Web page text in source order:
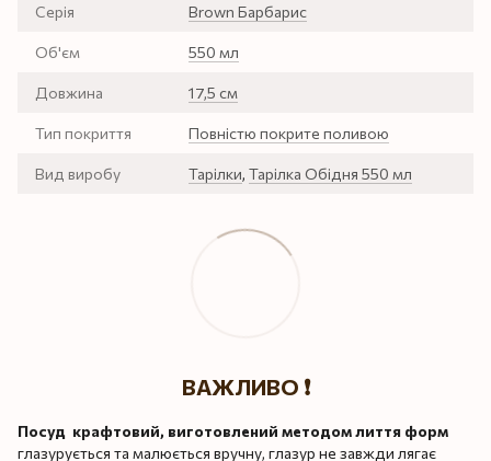
Серія Brown Барбарис
Об'єм 550 мл
Довжина 17,5 см
Тип покриття Повністю покрите поливою
Вид виробу Тарілки, Тарілка Обідня 550 мл
ВАЖЛИВО ❗️
Посуд крафтовий, виготовлений методом лиття форм
глазурується та малюється вручну, глазур не завжди лягає